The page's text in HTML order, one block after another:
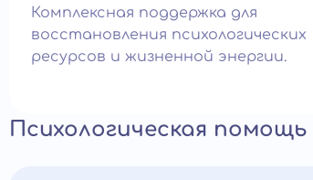
Комплексная поддержка для
восстановления психологических
ресурсов и жизненной энергии.
Психологическая